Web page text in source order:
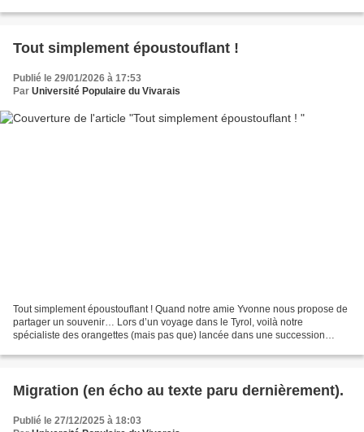
Tout simplement époustouflant !
Publié le 29/01/2026 à 17:53
Par Université Populaire du Vivarais
Tout simplement époustouflant ! Quand notre amie Yvonne nous propose de
partager un souvenir… Lors d’un voyage dans le Tyrol, voilà notre
spécialiste des orangettes (mais pas que) lancée dans une succession
Migration (en écho au texte paru dernièrement).
Publié le 27/12/2025 à 18:03